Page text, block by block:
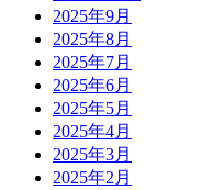
2025年9月
2025年8月
2025年7月
2025年6月
2025年5月
2025年4月
2025年3月
2025年2月